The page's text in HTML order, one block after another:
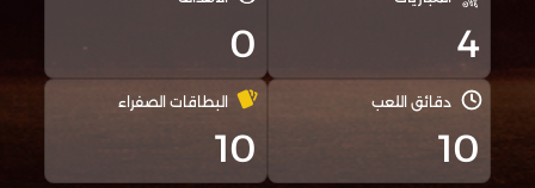
4
0
دقائق اللعب
10
البطاقات الصفراء
10